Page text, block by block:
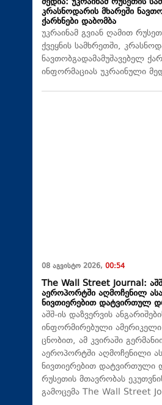
კრასნოდარის მხარეში
ქარხნები დაბომბა
უკრაინამ გვიან ღამით
ქვეყნის სამხრეთში,
ნავთობგადამამუშავებელ
ინფორმაციას უკრაინული
08 აგვისტო 2026, 00:54
The Wall Street Journal:
აეროპორტში აღმოჩენილ
ნივთიერებით დატვირთულ
აშშ-ის დაზვერვის
ინფორმირებული
ცნობით, ამ კვირაში
აეროპორტში აღმოჩენილი
ნივთიერებით დატვირთული
რუსეთის მთავრობას
გამოცემა The Wall Street